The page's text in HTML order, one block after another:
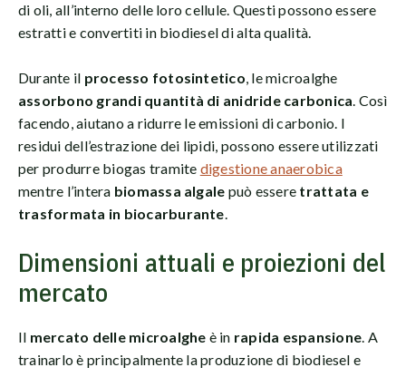
di oli, all’interno delle loro cellule. Questi possono essere
estratti e convertiti in biodiesel di alta qualità.
Durante il processo fotosintetico, le microalghe
assorbono grandi quantità di anidride carbonica. Così
facendo, aiutano a ridurre le emissioni di carbonio. I
residui dell’estrazione dei lipidi, possono essere utilizzati
per produrre biogas tramite digestione anaerobica
mentre l’intera biomassa algale può essere trattata e
trasformata in biocarburante.
Dimensioni attuali e proiezioni del
mercato
Il mercato delle microalghe è in rapida espansione. A
trainarlo è principalmente la produzione di biodiesel e